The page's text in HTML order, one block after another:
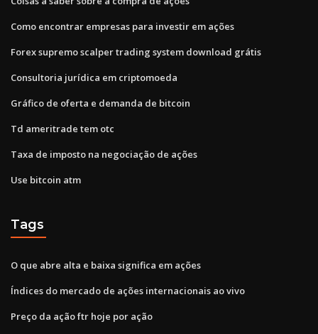
Como encontrar empresas para investir em ações
Forex supremo scalper trading system download grátis
Consultoria jurídica em criptomoeda
Gráfico de oferta e demanda de bitcoin
Td ameritrade tem otc
Taxa de imposto na negociação de ações
Use bitcoin atm
Tags
O que abre alta e baixa significa em ações
Índices do mercado de ações internacionais ao vivo
Preço da ação ftr hoje por ação